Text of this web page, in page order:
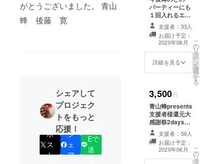
がとうございました。 青山
蜂 後藤 寛
シェアして
プロジェク
トをもっと
応援！
ポ
ス
ト
シ
ェ
ア
Eで
送
渡しは営業再開
後、郵送となり
ます ＊郵送日か
ら１年間有効と
なります
パーティーにも
１回入れるエン
トランスチケッ
ト & スパークリ
ングワイン１本
ご提供with当店
スタッフと共に
乾杯チケット
入れません。 ＊
チケットのお渡
しは営業再開
後、郵送となり
ます ＊郵送日か
ら2年間有効とな
ります
支援者：33人
お届け予定：
2020年06月
詳細を見る
こ
の
リ
タ
ー
ン
を
選
択
す
る
3,500円
青山蜂presents
支援者様還元大
感謝祭2days【1
日分 チケット】
営業再開後、開
催予定の ”青山
蜂presents支援
者様還元大感謝
支援者：56人
お届け予定：
2020年06月
こ
の
リ
タ